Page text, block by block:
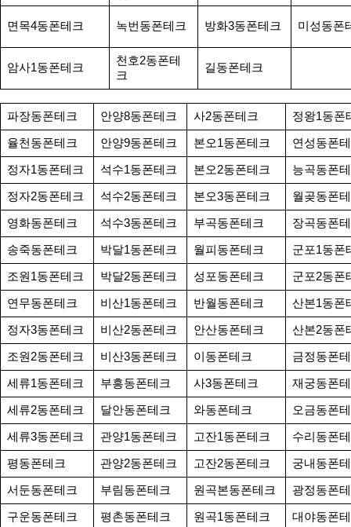
면목4동폰테크 녹번동폰테크 방화3동폰테크 미성동폰
암사1동폰테크
천호2동폰테
크
길동폰테크
파장동폰테크 안양8동폰테크 사2동폰테크
정왕1동폰
율천동폰테크
안양9동폰테크 본오1동폰테크
연성동폰
정자1동폰테크
석수1동폰테크 본오2동폰테크
능곡동폰
정자2동폰테크
석수2동폰테크 본오3동폰테크
월곶동폰
영화동폰테크
석수3동폰테크 부곡동폰테크
장곡동폰
송죽동폰테크
박달1동폰테크 월피동폰테크
군포1동폰
조원1동폰테크
박달2동폰테크 성포동폰테크
군포2동폰
연무동폰테크
비산1동폰테크 반월동폰테크
산본1동폰
정자3동폰테크
비산2동폰테크 안산동폰테크
산본2동폰
조원2동폰테크
비산3동폰테크 이동폰테크
금정동폰
세류1동폰테크
부흥동폰테크 사3동폰테크
재궁동폰
세류2동폰테크
달안동폰테크 와동폰테크
오금동폰
세류3동폰테크
관양1동폰테크 고잔1동폰테크
수리동폰
평동폰테크
관양2동폰테크 고잔2동폰테크
궁내동폰
서둔동폰테크
부림동폰테크 원곡본동폰테크
광정동폰
구운동폰테크
평촌동폰테크 원곡1동폰테크
대야동폰